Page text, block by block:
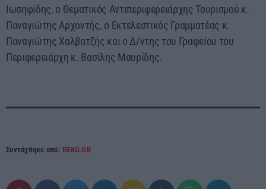
Ιωσηφίδης, ο Θεματικός Αντιπεριφερειάρχης Τουρισμού κ.
Παναγιώτης Αρχοντής, ο Εκτελεστικός Γραμματέας κ.
Παναγιώτης Χαλβατζής και ο Δ/ντης του Γραφείου του
Περιφερειάρχη κ. Βασίλης Μαυρίδης.
Συντάχθηκε από: ERKO.GR